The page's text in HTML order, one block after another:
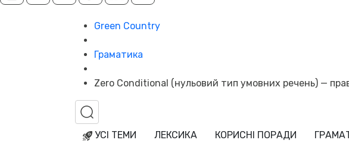
Green Country
Граматика
Zero Conditional (нульовий тип умовних речень) —
УСІ ТЕМИ ЛЕКСИКА КОРИСНІ ПОРАДИ